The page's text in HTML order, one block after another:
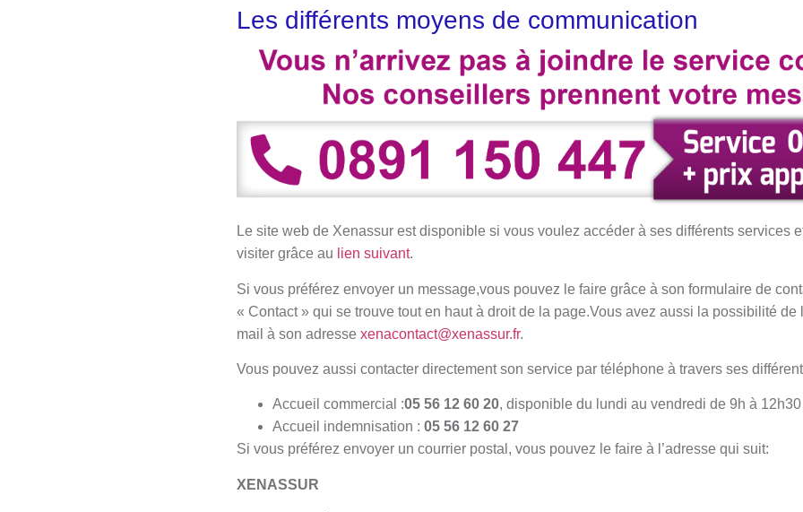
Les différents moyens de communication
Le site web de Xenassur est disponible si vous voulez accéder à ses différents services
visiter grâce au lien suivant.
Si vous préférez envoyer un message,vous pouvez le faire grâce à son formulaire de
« Contact » qui se trouve tout en haut à droit de la page.Vous avez aussi la possibilité de
mail à son adresse xenacontact@xenassur.fr.
Vous pouvez aussi contacter directement son service par téléphone à travers ses
Accueil commercial :05 56 12 60 20, disponible du lundi au vendredi de 9h à
Accueil indemnisation : 05 56 12 60 27
Si vous préférez envoyer un courrier postal, vous pouvez le faire à l’adresse qui suit:
XENASSUR